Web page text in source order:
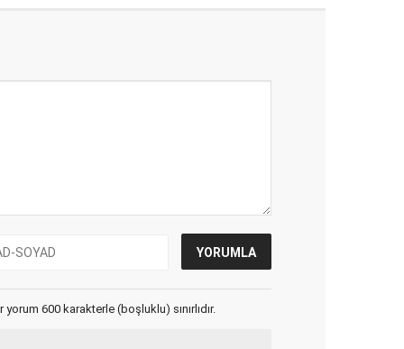
600 karakterle (boşluklu) sınırlıdır.